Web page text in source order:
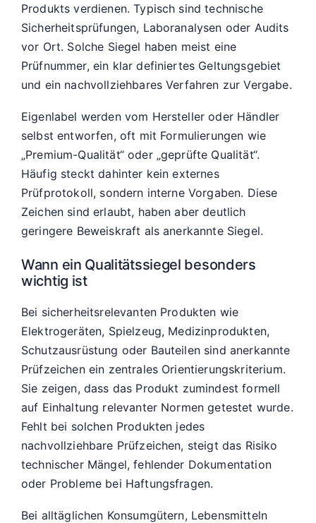
Produkts verdienen. Typisch sind technische
Sicherheitsprüfungen, Laboranalysen oder Audits
vor Ort. Solche Siegel haben meist eine
Prüfnummer, ein klar definiertes Geltungsgebiet
und ein nachvollziehbares Verfahren zur Vergabe.
Eigenlabel werden vom Hersteller oder Händler
selbst entworfen, oft mit Formulierungen wie
„Premium-Qualität“ oder „geprüfte Qualität“.
Häufig steckt dahinter kein externes
Prüfprotokoll, sondern interne Vorgaben. Diese
Zeichen sind erlaubt, haben aber deutlich
geringere Beweiskraft als anerkannte Siegel.
Wann ein Qualitätssiegel besonders
wichtig ist
Bei sicherheitsrelevanten Produkten wie
Elektrogeräten, Spielzeug, Medizinprodukten,
Schutzausrüstung oder Bauteilen sind anerkannte
Prüfzeichen ein zentrales Orientierungskriterium.
Sie zeigen, dass das Produkt zumindest formell
auf Einhaltung relevanter Normen getestet wurde.
Fehlt bei solchen Produkten jedes
nachvollziehbare Prüfzeichen, steigt das Risiko
technischer Mängel, fehlender Dokumentation
oder Probleme bei Haftungsfragen.
Bei alltäglichen Konsumgütern, Lebensmitteln